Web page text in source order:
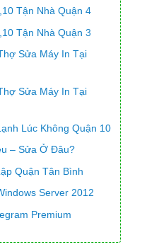
Tận Nhà Quận 4
Tận Nhà Quận 3
Sửa Máy In Tại
Sửa Máy In Tại
Lúc Không Quận 10
– Sửa Ở Đâu?
Quận Tân Bình
Server 2012
Premium